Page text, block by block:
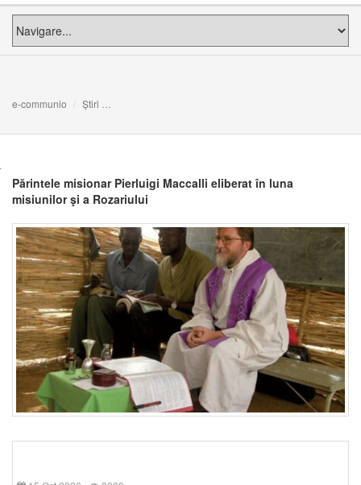
e-communio Știri
Părintele misionar Pierluigi Maccalli eliberat în luna
misiunilor şi a Rozariului